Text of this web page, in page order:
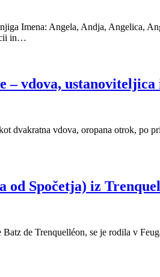
Imena: Angela, Andja, Angelica,
in…
– vdova,
dvakratna vdova, oropana otrok, po
od Spočetja) iz
de Trenquelléon, se je rodila v